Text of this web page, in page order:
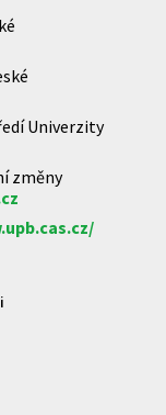
Univerzity
změny